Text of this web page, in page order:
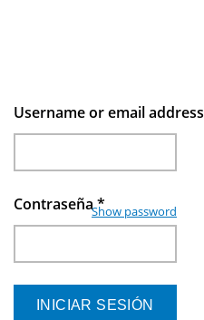
Username or email address
Contraseña*
Show password